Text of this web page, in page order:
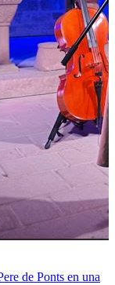
de Ponts en una